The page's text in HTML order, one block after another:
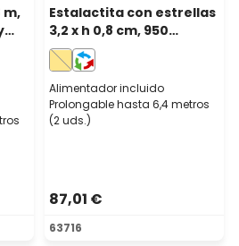
m,
de 4.43 de 5 estrellas
Estalactita con estrellas
3,2 x h 0,8 cm, 950
microled blanco cálido,
prolongable
Alimentador incluido
Prolongable hasta 6,4 metros
(2 uds.)
87,01 €
63716